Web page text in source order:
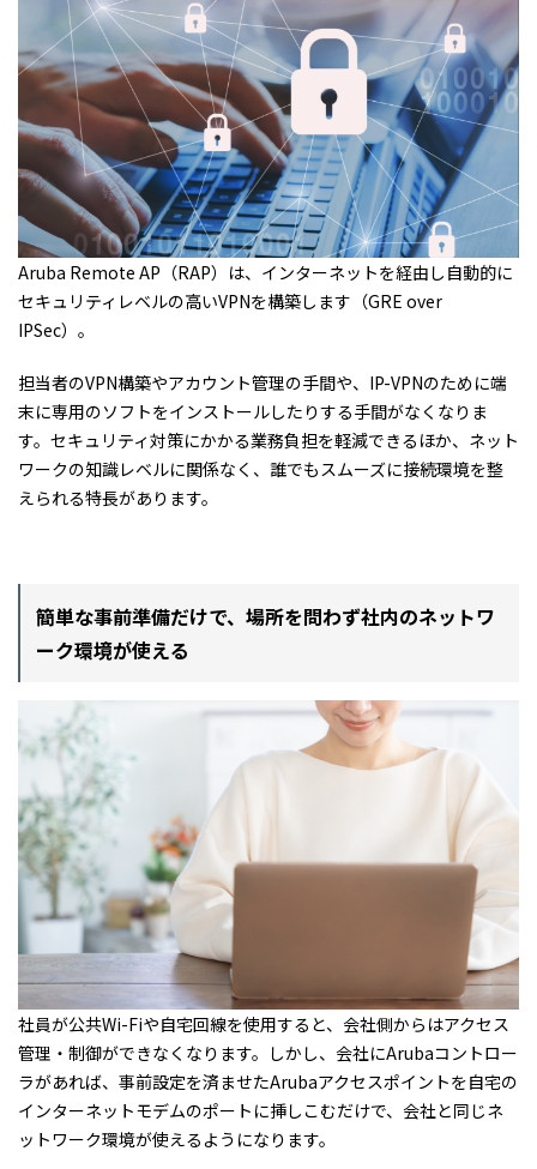
Aruba Remote AP（RAP）は、インターネットを経由し自動的に
セキュリティレベルの高いVPNを構築します（GRE over
IPSec）。
担当者のVPN構築やアカウント管理の手間や、IP-VPNのために端
末に専用のソフトをインストールしたりする手間がなくなりま
す。セキュリティ対策にかかる業務負担を軽減できるほか、ネット
ワークの知識レベルに関係なく、誰でもスムーズに接続環境を整
えられる特長があります。
簡単な事前準備だけで、場所を問わず社内のネットワ
ーク環境が使える
社員が公共Wi-Fiや自宅回線を使用すると、会社側からはアクセス
管理・制御ができなくなります。しかし、会社にArubaコントロー
ラがあれば、事前設定を済ませたArubaアクセスポイントを自宅の
インターネットモデムのポートに挿しこむだけで、会社と同じネ
ットワーク環境が使えるようになります。